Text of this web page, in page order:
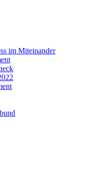
im Miteinander